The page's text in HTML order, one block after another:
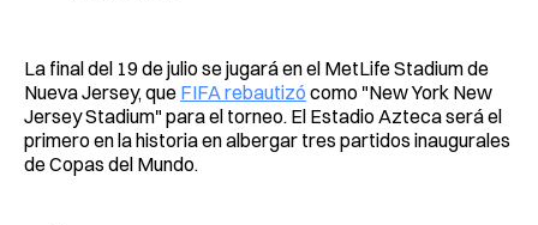
La final del 19 de julio se jugará en el MetLife Stadium de
Nueva Jersey, que FIFA rebautizó como "New York New
Jersey Stadium" para el torneo. El Estadio Azteca será el
primero en la historia en albergar tres partidos inaugurales
de Copas del Mundo.